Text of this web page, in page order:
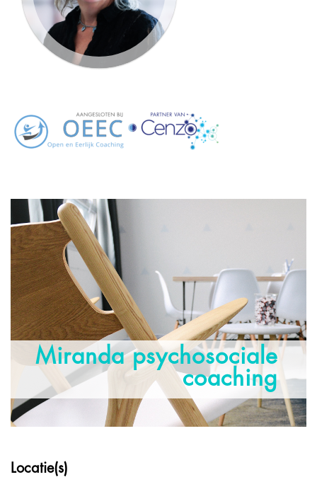
Miranda psychosociale
coaching
Locatie(s)